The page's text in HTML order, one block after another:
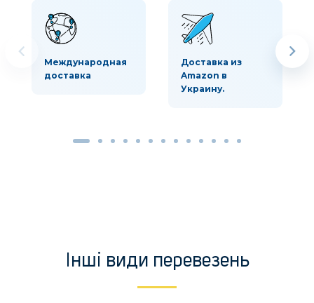
Международная
доставка
Доставка из
Amazon в
Украину.
Інші види перевезень